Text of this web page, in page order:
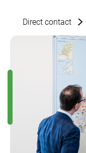
Direct contact